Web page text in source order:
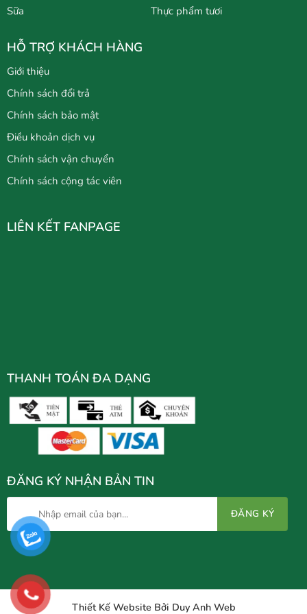
Sữa Thực phẩm tươi
HỖ TRỢ KHÁCH HÀNG
Giới thiệu
Chính sách đổi trả
Chính sách bảo mật
Điều khoản dịch vụ
Chính sách vận chuyển
Chính sách cộng tác viên
LIÊN KẾT FANPAGE
THANH TOÁN ĐA DẠNG
ĐĂNG KÝ NHẬN BẢN TIN
Thiết Kế Website Bởi Duy Anh Web